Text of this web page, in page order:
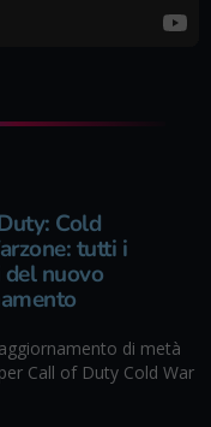
Cold
tutti i
nuovo
di metà
Call of Duty Cold War